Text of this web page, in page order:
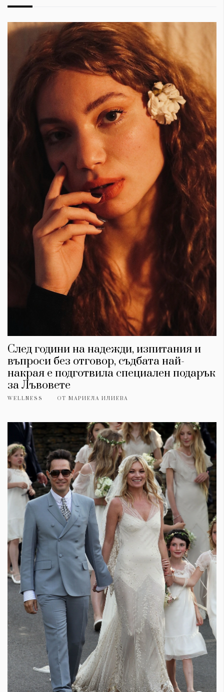
След години на надежди, изпитания и
въпроси без отговор, съдбата най-
накрая е подготвила специален подарък
за Лъвовете
WELLNESS ОТ МАРИЕЛА ИЛИЕВА